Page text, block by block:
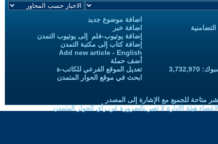
اضافة موضوع جديد
اضافة خبر
إضافة يوتيوب-فلم إلى يوتيوب التمدن
إضافة كتاب إلى مكتبة التمدن
Add new article - English
أضف حملة
تعديل الموقع الفرعي للكاتب-ة
ابحث في موقع الحوار المتمدن
متاحة للجميع مع الإشارة إلى المصدر
هيئة الادارة لا تعبر بالضرورة عن رأي الحوار المتمدن